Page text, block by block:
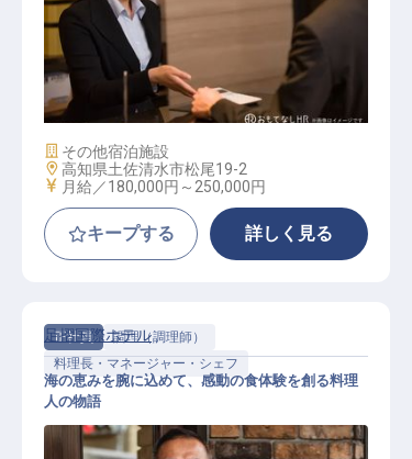
マネージャー・支配人（宿泊部門）
/ 正社員
施設業態
その他宿泊施設
勤務地
高知県土佐清水市松尾19-2
給与
月給／180,000円～ 250,000円
キープする 詳しく見る
正社員
調理（調理師）
料理長・マネージャー・シェフ
足摺国際ホテル
海の恵みを腕に込めて、感動の食体験を創る料理
人の物語